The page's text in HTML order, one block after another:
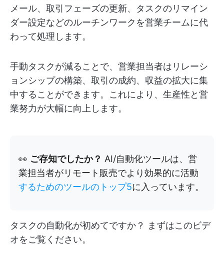
メール、取引フェーズの更新、タスクのリマイン
ダー設定などのルーチンワークを営業チームに代
わって処理します。
手動タスクが減ることで、営業担当者はリレーシ
ョンシップの構築、取引の成約、収益の拡大に集
中することができます。これにより、生産性と営
業努力が大幅に向上します。
👀 ご存知でしたか？ AI/自動化ツールは、営
業担当者がリモート販売でより効果的に活動
するためのツールのトップ5に入っています。
タスクの自動化が初めてですか？ まずはこのビデ
オをご覧ください。